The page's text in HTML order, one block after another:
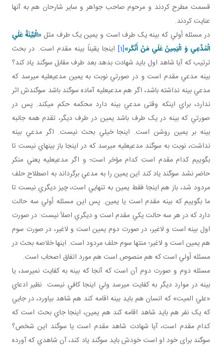
قسمت مطرح کردند و مرحوم صاحب جواهر و ساير شارحان هم به آنها
عنايت کردند.
در مسئله أولي که بينه يک طرف است و يمين يک طرف مثل «الْبَيِّنَةُ عَلَي
الْمُدَّعِي وَ الْيَمِينُ عَلَي مَنْ أَنْكَر»[1] اينجا يقيناً بينه مقدم است. در بحث
ترتيب که آيا شاهد اول بايد شهادت بدهد بعد طرف مقابل سوگند ياد کند؟
بينه مدعي مقدم است و در صورتي نوبت به يمين مدعي عليه مي رسد که
مدعي بينه نداشته باشد، اگر هم مدعي عليه آماده سوگند باشد سوگندش اثر
ندارد، براي اينکه وقتی مدعي بينه دارد محکمه حکم مي کند. پس در
صورتي که بينه در يک طرف باشد يمين در طرف ديگر، تقدم همه جانبه
بينه بر يمين روشن است. اينجا خيلي بحث نيست. اگر مدعي بينه
نداشت، نوبت به سوگند مدعي عليه مي رسد که در اينجا باز بينه اي نيست تا
بگوييم کدام مقدم است کدام مؤخر است؛ و اگر مدعي عليه يعني منکر
حاضر نشد سوگند ياد کند اين يمين را به مدعي برگرداند به اصطلاح حلف
مردود شد، باز هم اينجا فقط يمين به تنهايي است، چيز ديگري نيست تا
ما بگوييم که بينه مقدم است يا يمين. پس اين مسئله أولي سه حالت
دارد که در هر سه حالت يکي مقدم است و ديگري اصلاً نيست: در صورت
اول بينه است و لاغير، در صورت دوم يمين است و لاغير، در صورت سوم
هم يمين است و لاغير؛ منتها سوم حلف مردود است. اينها خلاصه بحث در
مسئله أولي است که هم منصوص است هم مورد اتفاق اصحاب است.
مسئله دوم و صورت دوم آن است که آنجا که بينه به کفايت نمي رسد، يا
بينه در موارد ديگر به کفايت مي رسد ولي اينجا کافي نيست نظير ادعاي
«علي الميت» که انسان هم بايد بينه اقامه کند هم شاهد بياورد، در جايي
که يک نفر هم بايد شاهد اقامه کند هم يمين، اينجا جاي بحث است که
کدام مقدم است، آيا شهادت شاهد مقدم است يا سوگند اين شخص؟
سوگند برای خود او است خودش بايد سوگند ياد کند، آن شاهدي که آورده